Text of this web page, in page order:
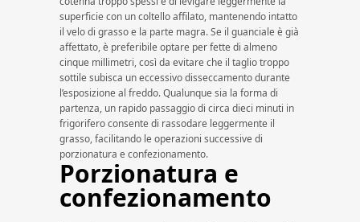
superficie con un coltello affilato, mantenendo intatto
il velo di grasso e la parte magra. Se il guanciale è già
affettato, è preferibile optare per fette di almeno
cinque millimetri, così da evitare che il taglio troppo
sottile subisca un eccessivo disseccamento durante
l’esposizione al freddo. Qualunque sia la forma di
partenza, un rapido passaggio di circa dieci minuti in
frigorifero consente di rassodare leggermente il
grasso, facilitando le operazioni successive di
porzionatura e confezionamento.
Porzionatura e
confezionamento